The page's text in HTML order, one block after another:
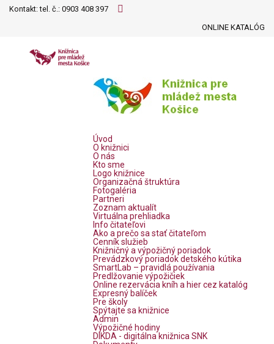
Kontakt: tel. č.: 0903 408 397
ONLINE KATALÓG
Úvod
O knižnici
O nás
Kto sme
Logo knižnice
Organizačná štruktúra
Fotogaléria
Partneri
Zoznam aktualít
Virtuálna prehliadka
Info čitateľovi
Ako a prečo sa stať čitateľom
Cenník služieb
Knižničný a výpožičný poriadok
Prevádzkový poriadok detského kútika
SmartLab – pravidlá používania
Predlžovanie výpožičiek
Online rezervácia kníh a hier cez katalóg
Expresný balíček
Pre školy
Spýtajte sa knižnice
Admin
Výpožičné hodiny
DIKDA - digitálna knižnica SNK